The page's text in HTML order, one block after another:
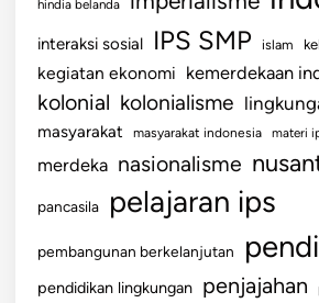
hindia belanda
interaksi sosial IPS SMP islam
kegiatan ekonomi kemerdekaan
kolonial kolonialisme
masyarakat masyarakat indonesia materi
merdeka nasionalisme
pancasila pelajaran ips
pembangunan berkelanjutan
pendidikan lingkungan penjajahan